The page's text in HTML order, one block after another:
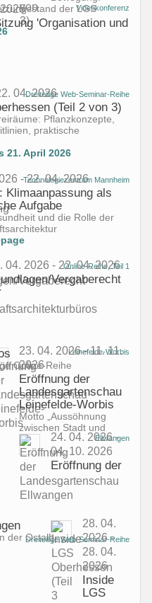
der LGS
'Organisation und
Videokonferenz
04. 2026
(Teil 2 von 3)
Pflanzkonzepte,
praktische
21. April 2026
Dreiteilige Web-Seminar-Reihe
- 22. 04. 2026
Klimaanpassung als
Aufgabe
und die Rolle der
Technologiezentrum Mannheim
04. 2026 - 22. 04. 2026
Vergaberecht
Online-Reihe
Online-Reihe, Teil 1
23. 04. 2026 - 11. 11.
2026
Eröffnung der
Landesgartenschau
Leinefelde-Worbis
Motto „Aussöhnung
zwischen Stadt und
Leinefelde-Worbis
24. 04. 2026 -
04. 10. 2026
Eröffnung der
der Ostalb
Ellwangen
28. 04.
2026 -
28. 04.
2026
Inside
LGS
Dreiteilige Web-Seminar-Reihe